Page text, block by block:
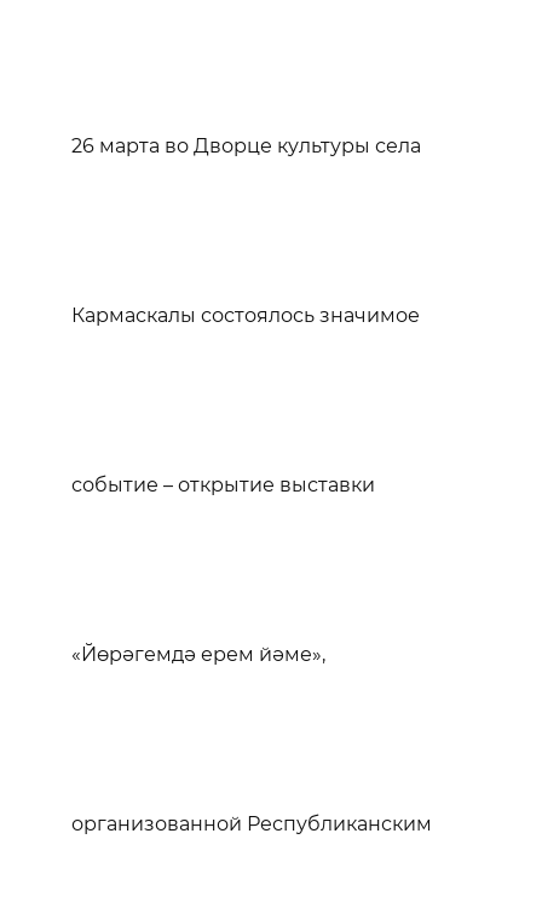
26 марта во Дворце культуры села
Кармаскалы состоялось значимое
событие – открытие выставки
«Йөрәгемдә ерем йәме»,
организованной Республиканским